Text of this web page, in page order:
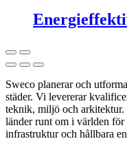
Sweco planerar och
städer. Vi levererar
teknik, miljö och arkitektur.
länder runt om i världen
infrastruktur och hållbara